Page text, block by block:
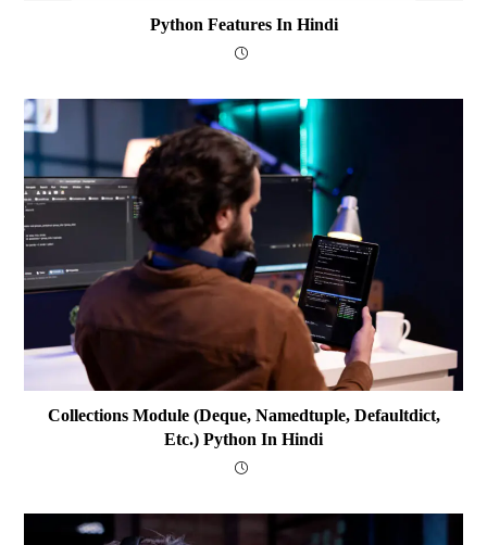
Python Features In Hindi
Collections Module (deque, Namedtuple, Defaultdict,
Etc.) Python In Hindi